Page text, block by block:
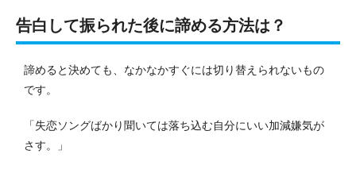
告白して振られた後に諦める方法は？
諦めると決めても、なかなかすぐには切り替えられないもの
です。
「失恋ソングばかり聞いては落ち込む自分にいい加減嫌気が
さす。」